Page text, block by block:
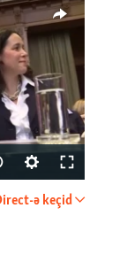
ə keçid